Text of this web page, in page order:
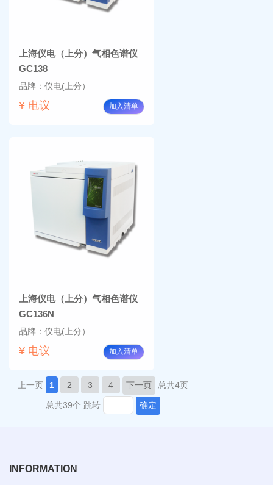
上海仪电（上分）气相色谱仪
GC138
品牌：仪电(上分）
¥ 电议 加入清单
上海仪电（上分）气相色谱仪
GC136N
品牌：仪电(上分）
¥ 电议 加入清单
上一页 1 2 3 4 下一页 总共4页
总共39个 跳转 确定
INFORMATION